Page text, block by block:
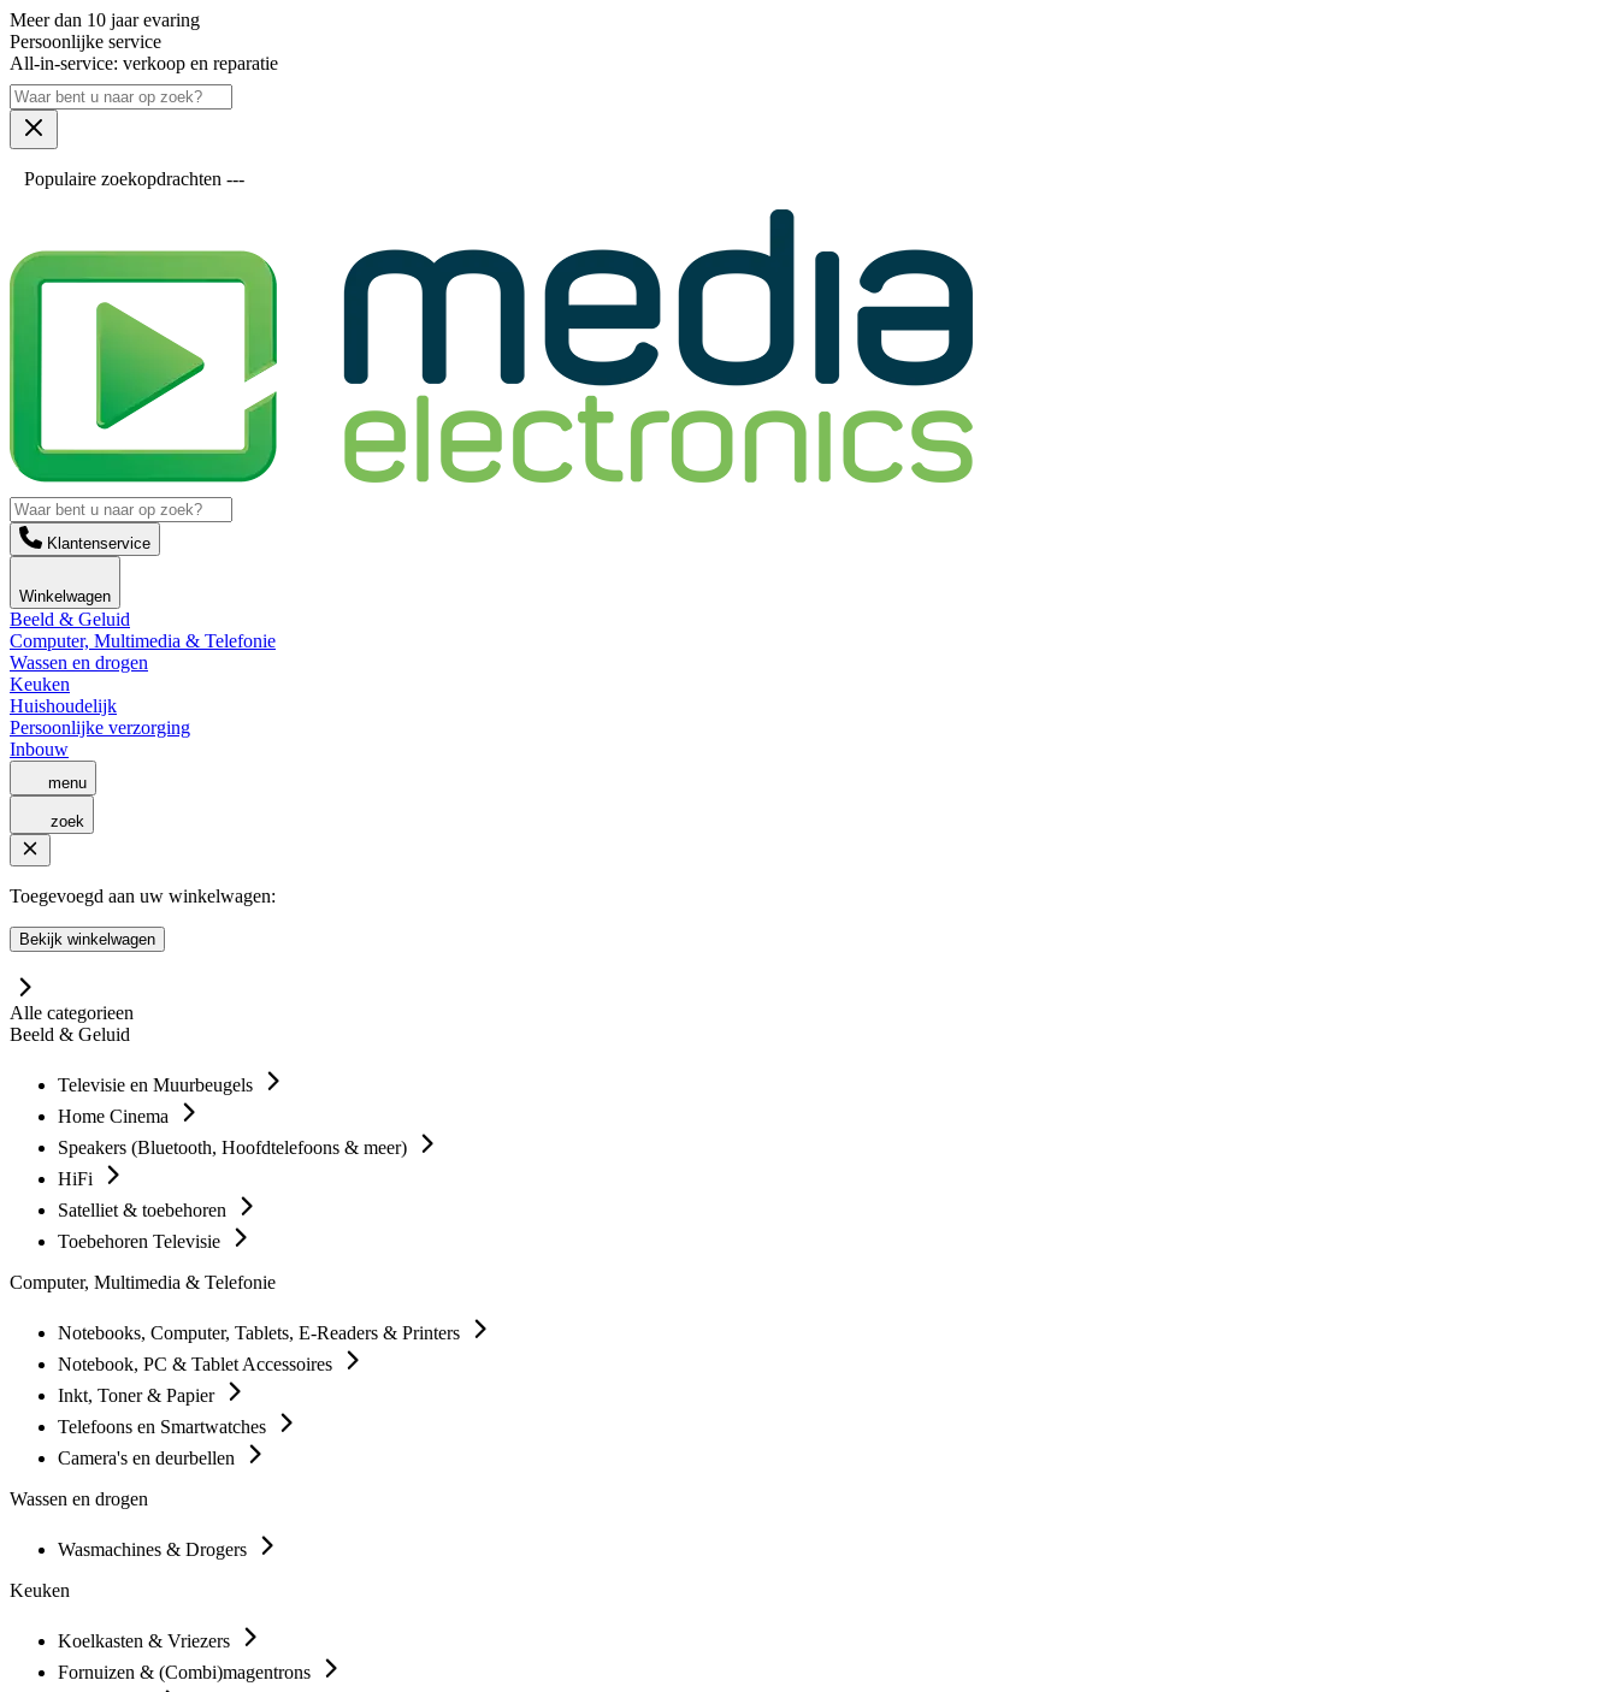
Meer dan 10 jaar evaring
Persoonlijke service
All-in-service: verkoop en reparatie
Populaire zoekopdrachten ---
Klantenservice
Winkelwagen
Beeld & Geluid
Computer, Multimedia & Telefonie
Wassen en drogen
Keuken
Huishoudelijk
Persoonlijke verzorging
Inbouw
menu
zoek
Toegevoegd aan uw winkelwagen:
Bekijk winkelwagen
Alle categorieen
Beeld & Geluid
Televisie en Muurbeugels
Home Cinema
Speakers (Bluetooth, Hoofdtelefoons & meer)
HiFi
Satelliet & toebehoren
Toebehoren Televisie
Computer, Multimedia & Telefonie
Notebooks, Computer, Tablets, E-Readers & Printers
Notebook, PC & Tablet Accessoires
Inkt, Toner & Papier
Telefoons en Smartwatches
Camera's en deurbellen
Wassen en drogen
Wasmachines & Drogers
Keuken
Koelkasten & Vriezers
Fornuizen & (Combi)magentrons